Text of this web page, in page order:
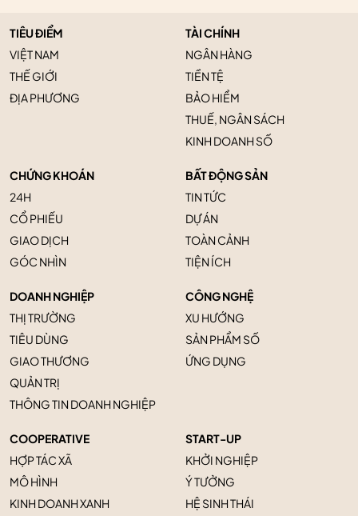
TIÊU ĐIỂM
VIỆT NAM
THẾ GIỚI
ĐỊA PHƯƠNG
TÀI CHÍNH
NGÂN HÀNG
TIỀN TỆ
BẢO HIỂM
THUẾ, NGÂN SÁCH
KINH DOANH SỐ
CHỨNG KHOÁN
24H
CỔ PHIẾU
GIAO DỊCH
GÓC NHÌN
BẤT ĐỘNG SẢN
TIN TỨC
DỰ ÁN
TOÀN CẢNH
TIỆN ÍCH
DOANH NGHIỆP
THỊ TRƯỜNG
TIÊU DÙNG
GIAO THƯƠNG
QUẢN TRỊ
THÔNG TIN DOANH NGHIỆP
CÔNG NGHỆ
XU HƯỚNG
SẢN PHẨM SỐ
ỨNG DỤNG
COOPERATIVE
HỢP TÁC XÃ
MÔ HÌNH
KINH DOANH XANH
START-UP
KHỞI NGHIỆP
Ý TƯỞNG
HỆ SINH THÁI